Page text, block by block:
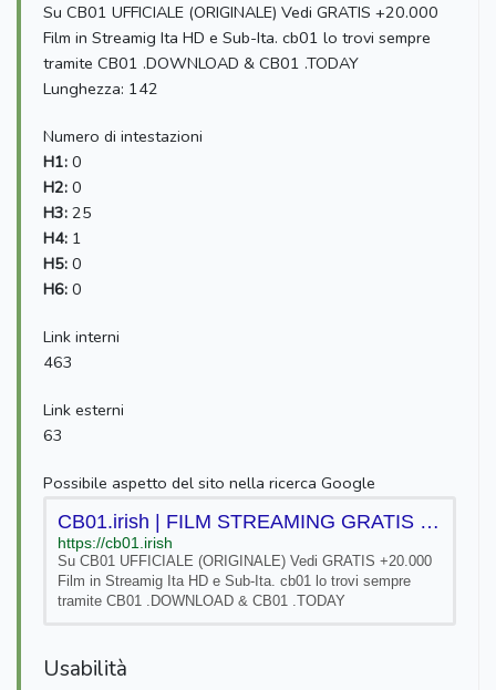
Su CB01 UFFICIALE (ORIGINALE) Vedi GRATIS +20.000
Film in Streamig Ita HD e Sub-Ita. cb01 lo trovi sempre
tramite CB01 .DOWNLOAD & CB01 .TODAY
Lunghezza: 142
Numero di intestazioni
H1: 0
H2: 0
H3: 25
H4: 1
H5: 0
H6: 0
Link interni
463
Link esterni
63
Possibile aspetto del sito nella ricerca Google
CB01.irish | FILM STREAMING GRATIS by CB01.UNO |
https://cb01.irish
Su CB01 UFFICIALE (ORIGINALE) Vedi GRATIS +20.000
Film in Streamig Ita HD e Sub-Ita. cb01 lo trovi sempre
tramite CB01 .DOWNLOAD & CB01 .TODAY
Usabilità